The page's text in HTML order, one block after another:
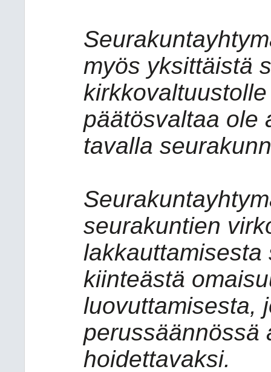
myös yksittäistä
päätösvaltaa ole
tavalla
seurakuntien
kiinteästä
luovuttamisesta,
perussäännössä
hoidettavaksi.